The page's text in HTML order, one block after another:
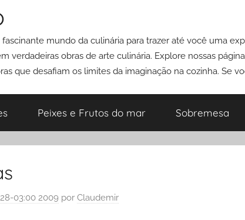
mundo da culinária para trazer até você uma
verdadeiras obras de arte culinária. Explore nossas
que desafiam os limites da imaginação na cozinha. Se
Peixes e Frutos do mar Sobremesa
03:00 2009 por Claudemir